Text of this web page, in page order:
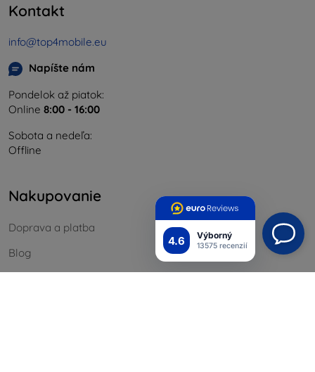
4.6 Výborný
13575 recenzií
Kontakt
info@top4mobile.eu
Napíšte nám
Pondelok až piatok:
Online 8:00 - 16:00
Sobota a nedeľa:
Offline
Nakupovanie
Doprava a platba
Blog